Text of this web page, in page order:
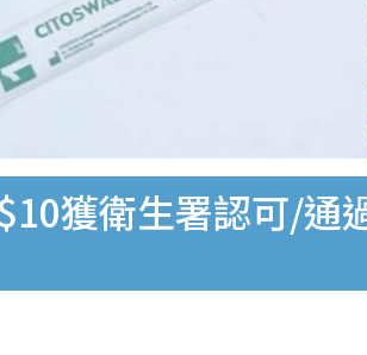
獲衛生署認可/通